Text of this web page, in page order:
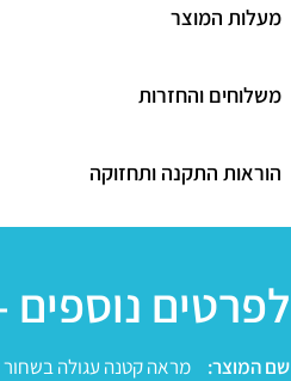
מעלות המוצר
משלוחים והחזרות
הוראות התקנה ותחזוקה
לפרטים
שם המוצר: